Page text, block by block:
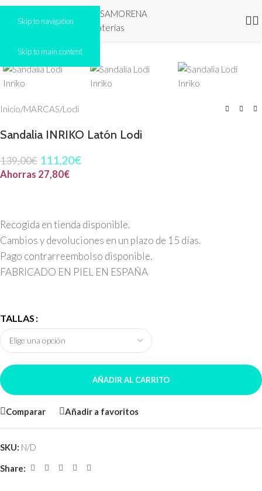
Skip to navigation
Skip to main content
Inicio/MARCAS/Lodi
Sandalia INRIKO Latón Lodi
139,00€ 111,20€
Ahorras 27,80€
Recogida en tienda disponible.
Cambios y devoluciones en un plazo de 15 días.
Pago contrarreembolso disponible.
FABRICADO EN PIEL EN ESPAÑA
TALLAS
AÑADIR AL CARRITO
Comparar Añadir a favoritos
SKU: N/D
Share: